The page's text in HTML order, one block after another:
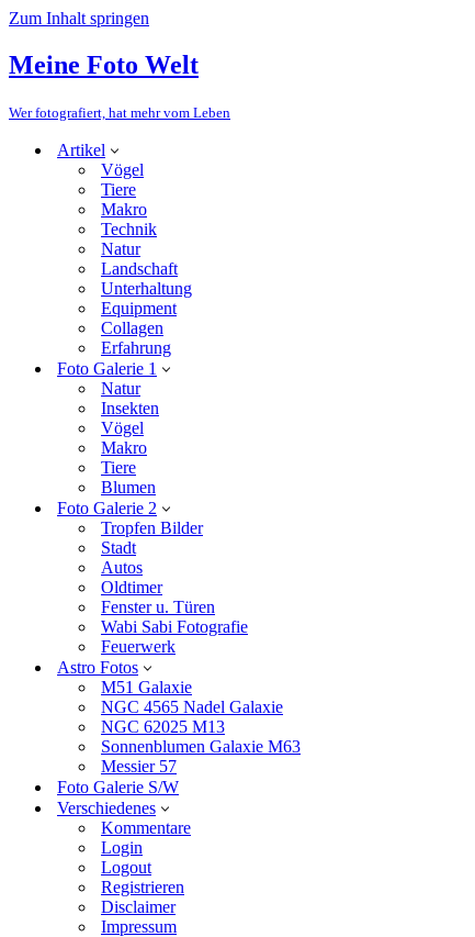
Zum Inhalt springen
Meine Foto Welt
Wer fotografiert, hat mehr vom Leben
Artikel
Vögel
Tiere
Makro
Technik
Natur
Landschaft
Unterhaltung
Equipment
Collagen
Erfahrung
Foto Galerie 1
Natur
Insekten
Vögel
Makro
Tiere
Blumen
Foto Galerie 2
Tropfen Bilder
Stadt
Autos
Oldtimer
Fenster u. Türen
Wabi Sabi Fotografie
Feuerwerk
Astro Fotos
M51 Galaxie
NGC 4565 Nadel Galaxie
NGC 62025 M13
Sonnenblumen Galaxie M63
Messier 57
Foto Galerie S/W
Verschiedenes
Kommentare
Login
Logout
Registrieren
Disclaimer
Impressum